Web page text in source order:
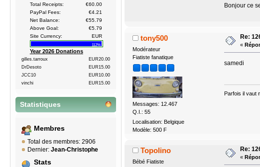
Total Receipts:
€60.00
PayPal Fees:
€4.21
Net Balance:
€55.79
Above Goal:
€5.79
Site Currency:
EUR
112%
Year 2026 Donations
gilles.tarroux
EUR20.00
DrDesoto
EUR15.00
JCC10
EUR10.00
vinchi
EUR15.00
Statistiques
Membres
Total des membres: 2906
Dernier: Jean-Christophe
Stats
Bonjour ce
tony500
Modérateur
Fiatiste fanatique
Messages: 12.467
Q.I.: 55
Localisation: Belgique
Modèle: 500 F
Re:
«
samedi
Parfois il vaut
Topolino
Bébé Fiatiste
Re:
«